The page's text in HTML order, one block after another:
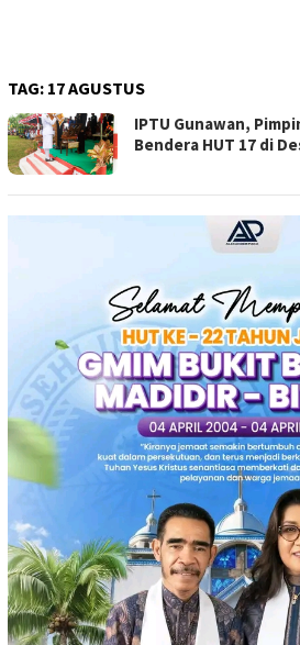
TAG: 17 AGUSTUS
IPTU Gunawan,
Bendera HUT 17 di